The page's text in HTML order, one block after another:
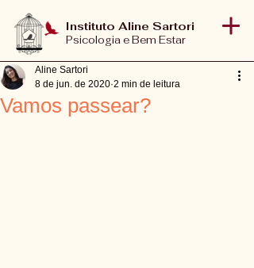
Instituto Aline Sartori
Psicologia e Bem Estar
Vamos passear?
Aline Sartori
8 de jun. de 2020 2 min de leitura